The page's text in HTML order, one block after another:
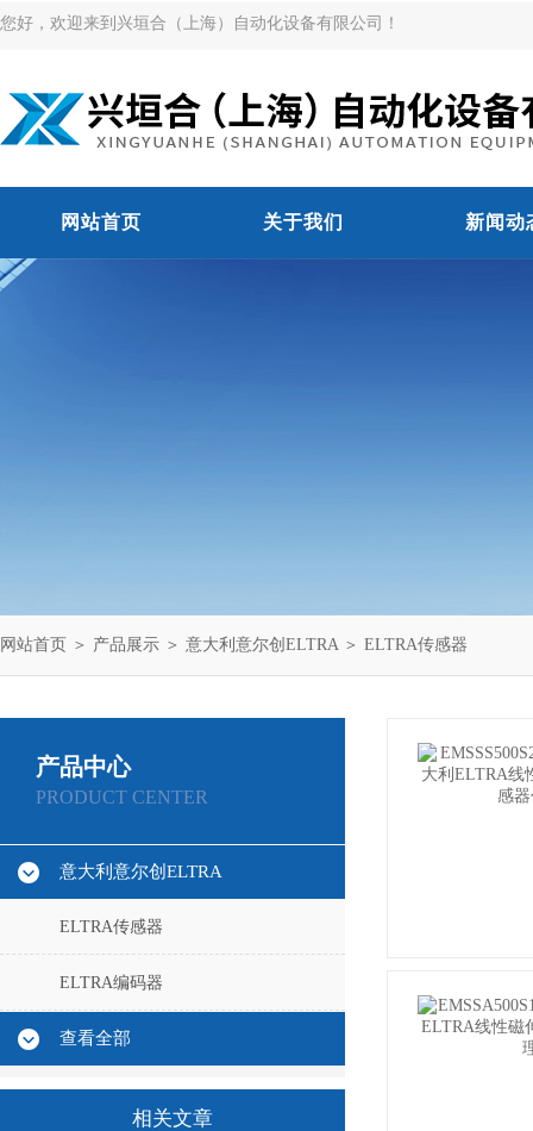
您好，欢迎来到兴垣合（上海）自动化设备有限公司！
网站首页 关于我们 新闻动
网站首页 ＞ 产品展示 ＞ 意大利意尔创ELTRA＞ ELTRA传感器
产品中心
PRODUCT CENTER
意大利意尔创ELTRA
ELTRA传感器
ELTRA编码器
查看全部
相关文章